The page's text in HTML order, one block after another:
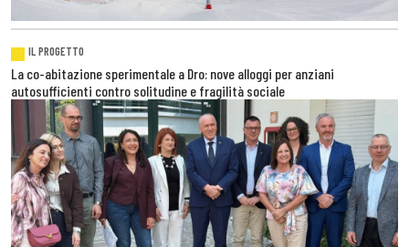
IL PROGETTO
La co-abitazione sperimentale a Dro: nove alloggi per anziani
autosufficienti contro solitudine e fragilità sociale